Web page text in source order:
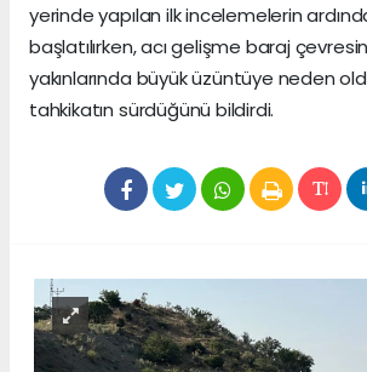
yerinde yapılan ilk incelemelerin
başlatılırken, acı gelişme baraj
yakınlarında büyük üzüntüye neden
tahkikatın sürdüğünü bildirdi.